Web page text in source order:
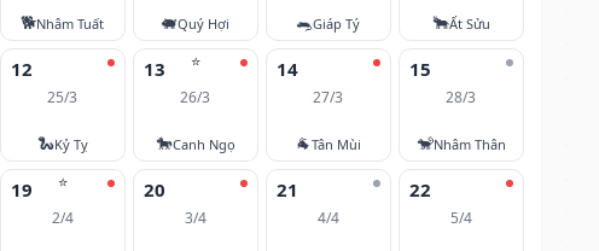
🐕Nhâm Tuất 🐖Quý Hợi 🐀Giáp Tý 🐂Ất Sửu
12
25/3
🐍Kỷ Tỵ
⭐
13
26/3
🐎Canh Ngọ
14
27/3
🐐Tân Mùi
15
28/3
🐒Nhâm Thân
⭐
19
2/4
20
3/4
21
4/4
22
5/4